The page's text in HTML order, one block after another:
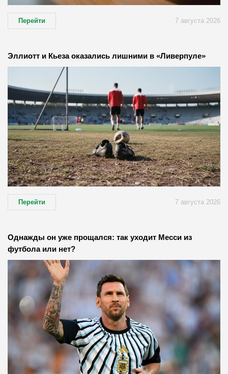
Перейти 7 августа 2026
Эллиотт и Кьеза оказались лишними в «Ливерпуле»
Перейти 7 августа 2026
Однажды он уже прощался: так уходит Месси из
футбола или нет?